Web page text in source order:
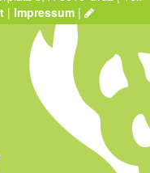
| Impressum |